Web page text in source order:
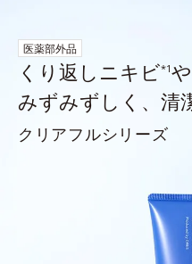
医薬部外品
くり返しニキビ*1
みずみずしく、清
クリアフルシリーズ